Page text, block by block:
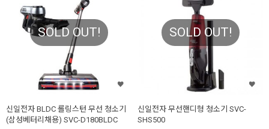
SOLD OUT!
신일전자 BLDC 롤링스턴 무선 청소기
(삼성베터리채용) SVC-D180BLDC
SOLD OUT!
신일전자 무선핸디형 청소기 SVC-
SHS500